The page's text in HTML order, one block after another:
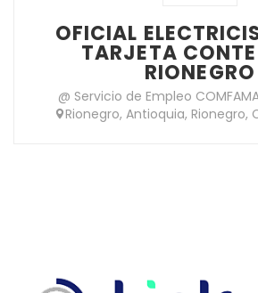
OFICIAL
TARJETA
RIONEGRO
@ Servicio de Empleo
Rionegro, Antioquia, Rionegro,